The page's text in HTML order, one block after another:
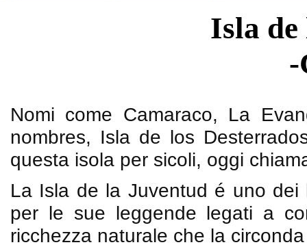
Isla
-
Nomi come Camaraco, La
nombres, Isla de los
questa isola per sicoli, oggi
La Isla de la Juventud é uno
per le sue leggende legati a
ricchezza naturale che la circonda